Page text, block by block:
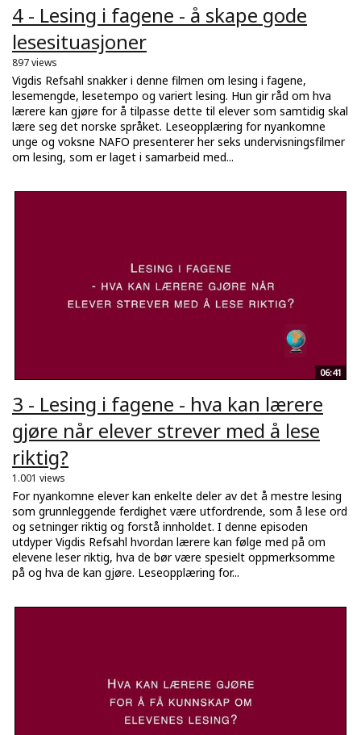
4 - Lesing i fagene - å skape gode
lesesituasjoner
897 views
Vigdis Refsahl snakker i denne filmen om lesing i fagene,
lesemengde, lesetempo og variert lesing. Hun gir råd om hva
lærere kan gjøre for å tilpasse dette til elever som samtidig skal
lære seg det norske språket. Leseopplæring for nyankomne
unge og voksne NAFO presenterer her seks undervisningsfilmer
om lesing, som er laget i samarbeid med...
06:41
3 - Lesing i fagene - hva kan lærere
gjøre når elever strever med å lese
riktig?
1.001 views
For nyankomne elever kan enkelte deler av det å mestre lesing
som grunnleggende ferdighet være utfordrende, som å lese ord
og setninger riktig og forstå innholdet. I denne episoden
utdyper Vigdis Refsahl hvordan lærere kan følge med på om
elevene leser riktig, hva de bør være spesielt oppmerksomme
på og hva de kan gjøre. Leseopplæring for...